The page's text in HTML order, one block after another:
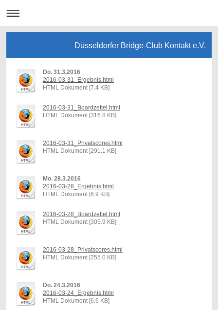
Düsseldorfer Bridge-Club Kontakt e.V.
Do. 31.3.2016
2016-03-31_Ergebnis.html
HTML Dokument [7.4 KB]
2016-03-31_Boardzettel.html
HTML Dokument [316.8 KB]
2016-03-31_Privatscores.html
HTML Dokument [291.1 KB]
Mo. 28.3.2016
2016-03-28_Ergebnis.html
HTML Dokument [6.9 KB]
2016-03-28_Boardzettel.html
HTML Dokument [305.9 KB]
2016-03-28_Privatscores.html
HTML Dokument [255.0 KB]
Do. 24.3.2016
2016-03-24_Ergebnis.html
HTML Dokument [6.6 KB]